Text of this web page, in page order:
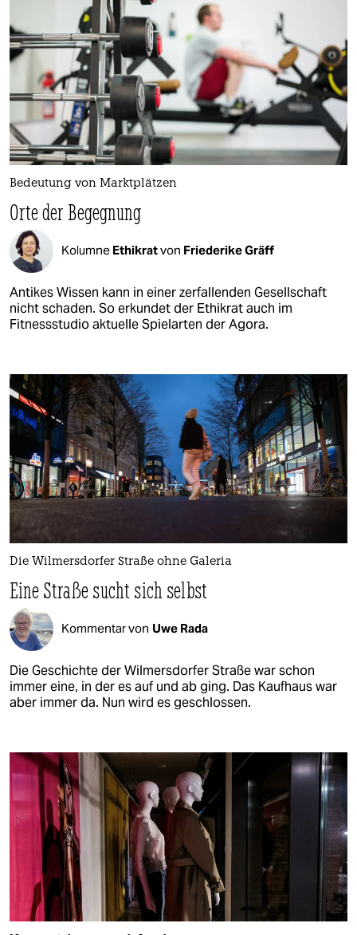
Bedeutung von Marktplätzen
Orte der Begegnung
Kolumne Ethikratvon Friederike Gräff
Antikes Wissen kann in einer zerfallenden Gesellschaft
nicht schaden. So erkundet der Ethikrat auch im
Fitnessstudio aktuelle Spielarten der Agora.
Die Wilmersdorfer Straße ohne Galeria
Eine Straße sucht sich selbst
Kommentar von Uwe Rada
Die Geschichte der Wilmersdorfer Straße war schon
immer eine, in der es auf und ab ging. Das Kaufhaus war
aber immer da. Nun wird es geschlossen.